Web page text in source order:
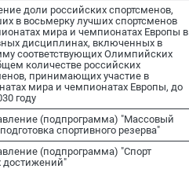
доли российских спортсменов,
в восьмерку лучших спортсменов
мира и чемпионатах Европы в
дисциплинах, включенных в
соответствующих Олимпийских
количестве российских
принимающих участие в
мира и чемпионатах Европы, до
году
(подпрограмма) "Массовый
спортивного резерва"
(подпрограмма) "Спорт